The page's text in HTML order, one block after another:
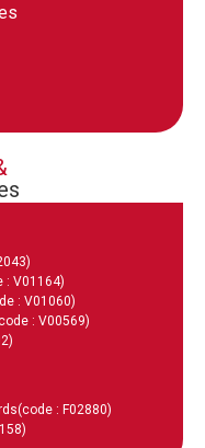
: V01164)
: V01060)
: V00569)
(code : F02880)